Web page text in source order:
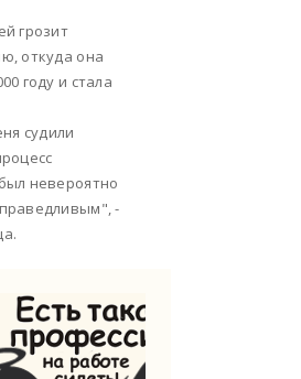
грозит
откуда она
году и стала
судили
невероятно
-